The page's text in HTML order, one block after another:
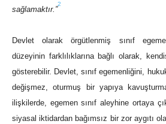
sağlamaktır.”
2
Devlet olarak örgütlenmiş sınıf
düzeyinin farklılıklarına bağlı olarak,
gösterebilir. Devlet, sınıf egemenliğini,
değişmez, oturmuş bir yapıya
ilişkilerde, egemen sınıf aleyhine ortaya
siyasal iktidardan bağımsız bir zor aygıtı